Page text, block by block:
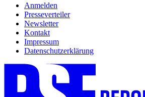
Anmelden
Presseverteiler
Newsletter
Kontakt
Impressum
Datenschutzerklärung